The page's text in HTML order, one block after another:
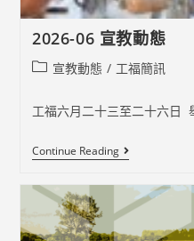
2026-06 宣教動態
Post宣教動態 / 工福簡訊
工福六月二十三至二十六日
Continue Reading2026-
06
教
動
態